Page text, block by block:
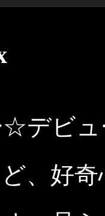
デビ
、好奇